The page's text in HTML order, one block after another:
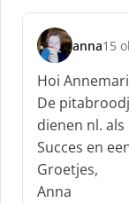
anna
s
c
h
r
e
e
f
:
15
Hoi
De
dienen nl.
Succes en
Groetjes,
Anna